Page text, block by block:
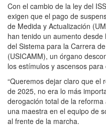
Con el cambio de la ley del
exigen que el pago de
de Medida y Actualización
han tenido un aumento
del Sistema para la Carrera
(USICAMM), un órgano
los estímulos y ascensos para
“Queremos dejar claro que el
de 2025, no era lo más
derogación total de la reforma
una maestra en el equipo de
al frente de la marcha.